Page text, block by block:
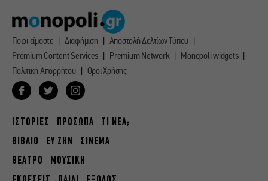
Ποιοι είμαστε Διαφήμιση
Αποστολή Δελτίων Τύπου
Premium Content Services
Premium Network
Monopoli widgets
Πολιτική Απορρήτου
Οροι Χρήσης
ΙΣΤΟΡΙΕΣ ΠΡΟΣΩΠΑ
ΤΙ ΝΕΑ;
ΒΙΒΛΙΟ
ΕΥ ΖΗΝ
ΣΙΝΕΜΑ
ΘΕΑΤΡΟ
ΜΟΥΣΙΚΗ